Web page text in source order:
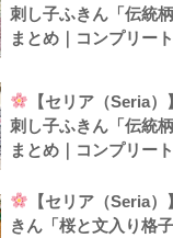
刺し子ふきん「伝統
まとめ｜コンプリー
【セリア（Seria）
刺し子ふきん「伝統
まとめ｜コンプリー
【セリア（Seria
きん「桜と文入り格